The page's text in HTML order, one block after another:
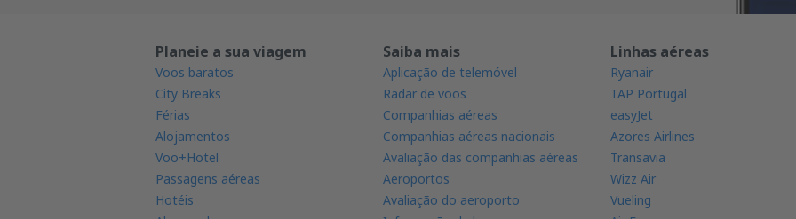
Planeie a sua viagem
Voos baratos
City Breaks
Férias
Alojamentos
Voo+Hotel
Passagens aéreas
Hotéis
Saiba mais
Aplicação de telemóvel
Radar de voos
Companhias aéreas
Companhias aéreas nacionais
Avaliação das companhias aéreas
Aeroportos
Avaliação do aeroporto
Linhas aéreas
Ryanair
TAP Portugal
easyJet
Azores Airlines
Transavia
Wizz Air
Vueling